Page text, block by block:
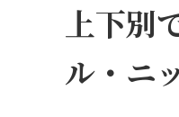
上下別
ル・ニ